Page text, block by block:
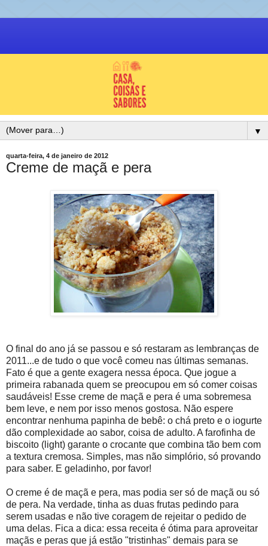
▼
quarta-feira, 4 de janeiro de 2012
Creme de maçã e pera
O final do ano já se passou e só restaram as lembranças de
2011...e de tudo o que você comeu nas últimas semanas.
Fato é que a gente exagera nessa época. Que jogue a
primeira rabanada quem se preocupou em só comer coisas
saudáveis! Esse creme de maçã e pera é uma sobremesa
bem leve, e nem por isso menos gostosa. Não espere
encontrar nenhuma papinha de bebê: o chá preto e o iogurte
dão complexidade ao sabor, coisa de adulto. A farofinha de
biscoito (light) garante o crocante que combina tão bem com
a textura cremosa. Simples, mas não simplório, só provando
para saber. E geladinho, por favor!
O creme é de maçã e pera, mas podia ser só de maçã ou só
de pera. Na verdade, tinha as duas frutas pedindo para
serem usadas e não tive coragem de rejeitar o pedido de
uma delas. Fica a dica: essa receita é ótima para aproveitar
maçãs e peras que já estão "tristinhas" demais para se